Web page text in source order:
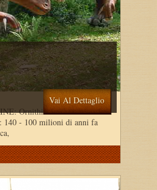
Vai Al Dettaglio
Ornithischia PERIODO:
140 - 100 milioni di anni fa